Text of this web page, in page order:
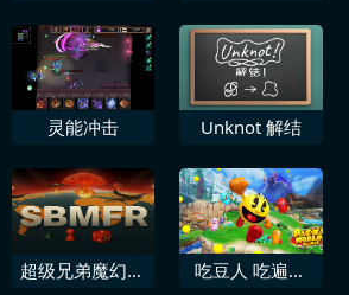
灵能冲击 Unknot 解结
超级兄弟魔幻冒
吃豆人 吃遍世